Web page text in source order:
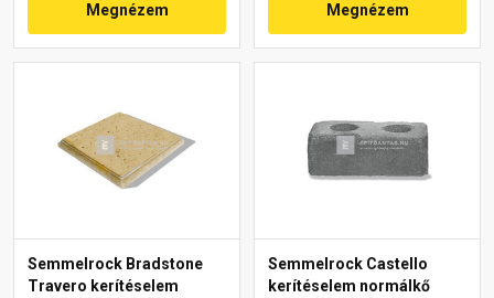
Megnézem Megnézem
Semmelrock Bradstone
Travero kerítéselem
Semmelrock Castello
kerítéselem normálkő